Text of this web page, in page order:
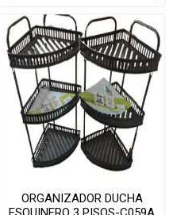
ORGANIZADOR DUCHA